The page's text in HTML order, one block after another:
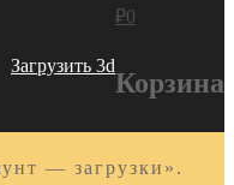
Загрузить 3d
₽0
Корзина
— загрузки».